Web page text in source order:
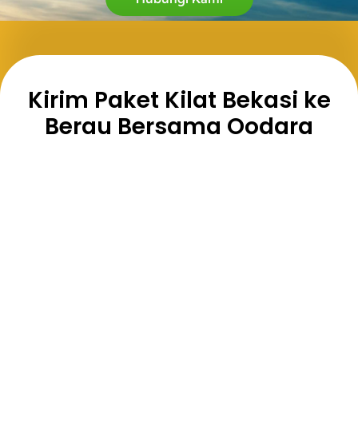
Kirim Paket Kilat Bekasi ke
Berau Bersama Oodara